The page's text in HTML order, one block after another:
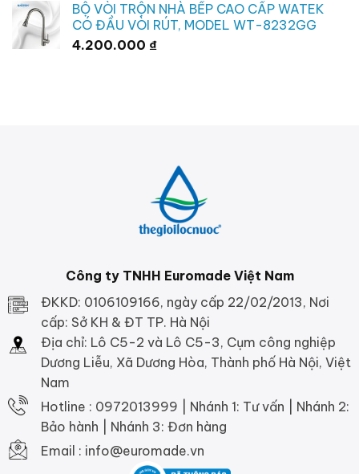
BỘ VÒI TRỘN NHÀ BẾP CAO CẤP WATEK
CÓ ĐẦU VÒI RÚT, MODEL WT-8232GG
4.200.000 ₫
Công ty TNHH Euromade Việt Nam
ĐKKD: 0106109166, ngày cấp 22/02/2013, Nơi
cấp: Sở KH & ĐT TP. Hà Nội
Địa chỉ: Lô C5-2 và Lô C5-3, Cụm công nghiệp
Dương Liễu, Xã Dương Hòa, Thành phố Hà Nội, Việt
Nam
Hotline : 0972013999 | Nhánh 1: Tư vấn | Nhánh 2:
Bảo hành | Nhánh 3: Đơn hàng
Email : info@euromade.vn